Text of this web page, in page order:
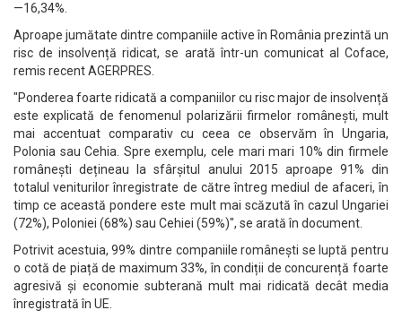
—16,34%.
Aproape jumătate dintre companiile active în România prezintă un
risc de insolvență ridicat, se arată într-un comunicat al Coface,
remis recent AGERPRES.
"Ponderea foarte ridicată a companiilor cu risc major de insolvență
este explicată de fenomenul polarizării firmelor românești, mult
mai accentuat comparativ cu ceea ce observăm în Ungaria,
Polonia sau Cehia. Spre exemplu, cele mari mari 10% din firmele
românești dețineau la sfârșitul anului 2015 aproape 91% din
totalul veniturilor înregistrate de către întreg mediul de afaceri, în
timp ce această pondere este mult mai scăzută în cazul Ungariei
(72%), Poloniei (68%) sau Cehiei (59%)", se arată în document.
Potrivit acestuia, 99% dintre companiile românești se luptă pentru
o cotă de piață de maximum 33%, în condiții de concurență foarte
agresivă și economie subterană mult mai ridicată decât media
înregistrată în UE.